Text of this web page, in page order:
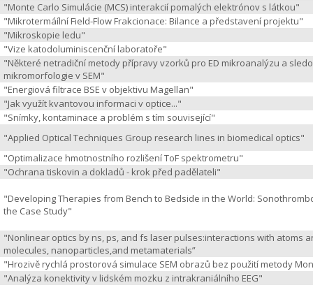
"Monte Carlo Simulácie (MCS) interakcií pomalých elektrónov s látkou"
"Mikrotermáílní Field-Flow Frakcionace: Bilance a představení projektu"
"Mikroskopie ledu"
"Vize katodoluminiscenční laboratoře"
"Některé netradiční metody přípravy vzorků pro ED mikroanalýzu a
mikromorfologie v SEM"
"Energiová filtrace BSE v objektivu Magellan"
"Jak využít kvantovou informaci v optice..."
"Snímky, kontaminace a problém s tím související"
"Applied Optical Techniques Group research lines in biomedical optics"
"Optimalizace hmotnostního rozlišení ToF spektrometru"
"Ochrana tiskovin a dokladů - krok před padělateli"
"Developing Therapies from Bench to Bedside in the World:
the Case Study"
"Nonlinear optics by ns, ps, and fs laser pulses:interactions with atoms
molecules, nanoparticles,and metamaterials”
"Hrozivě rychlá prostorová simulace SEM obrazů bez použití metody
"Analýza konektivity v lidském mozku z intrakraniálního EEG"